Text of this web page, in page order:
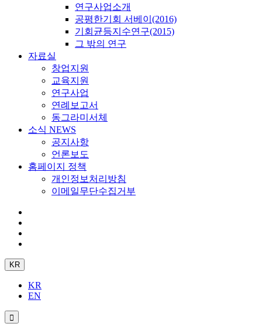
연구사업소개
공평한기회 서베이(2016)
기회균등지수연구(2015)
그 밖의 연구
자료실
창업지원
교육지원
연구사업
연례보고서
동그라미서체
소식 NEWS
공지사항
언론보도
홈페이지 정책
개인정보처리방침
이메일무단수집거부
KR
KR
EN